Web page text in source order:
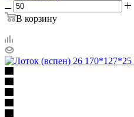
В корзину